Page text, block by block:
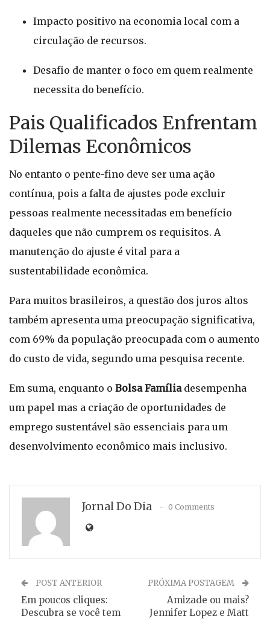
Impacto positivo na economia local com a
circulação de recursos.
Desafio de manter o foco em quem realmente
necessita do benefício.
Pais Qualificados Enfrentam
Dilemas Econômicos
No entanto o pente-fino deve ser uma ação
contínua, pois a falta de ajustes pode excluir
pessoas realmente necessitadas em benefício
daqueles que não cumprem os requisitos. A
manutenção do ajuste é vital para a
sustentabilidade econômica.
Para muitos brasileiros, a questão dos juros altos
também apresenta uma preocupação significativa,
com 69% da população preocupada com o aumento
do custo de vida, segundo uma pesquisa recente.
Em suma, enquanto o Bolsa Famíliadesempenha
um papel mas a criação de oportunidades de
emprego sustentável são essenciais para um
desenvolvimento econômico mais inclusivo.
Jornal Do Dia 0 Comments
POST ANTERIOR
Em poucos cliques:
Descubra se você tem
PRÓXIMA POSTAGEM
Amizade ou mais?
Jennifer Lopez e Matt